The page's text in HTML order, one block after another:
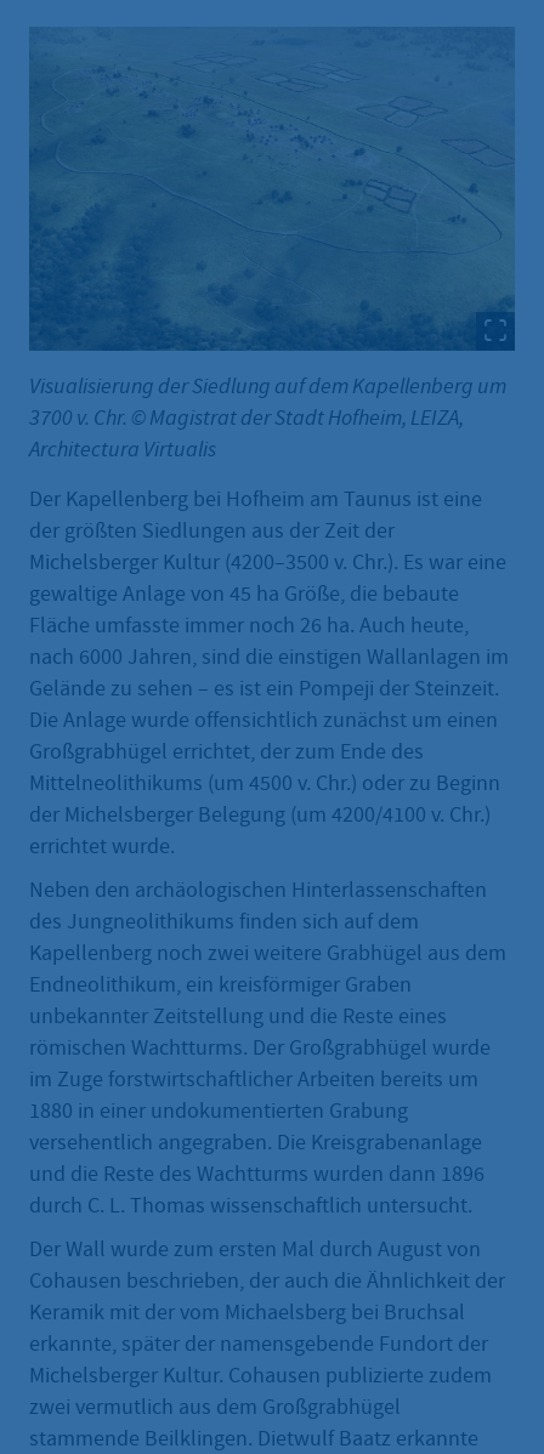
Visualisierung der Siedlung auf dem Kapellenberg um
3700 v. Chr. © Magistrat der Stadt Hofheim, LEIZA,
Architectura Virtualis
Der Kapellenberg bei Hofheim am Taunus ist eine
der größten Siedlungen aus der Zeit der
Michelsberger Kultur (4200–3500 v. Chr.). Es war eine
gewaltige Anlage von 45 ha Größe, die bebaute
Fläche umfasste immer noch 26 ha. Auch heute,
nach 6000 Jahren, sind die einstigen Wallanlagen im
Gelände zu sehen – es ist ein Pompeji der Steinzeit.
Die Anlage wurde offensichtlich zunächst um einen
Großgrabhügel errichtet, der zum Ende des
Mittelneolithikums (um 4500 v. Chr.) oder zu Beginn
der Michelsberger Belegung (um 4200/4100 v. Chr.)
errichtet wurde.
Neben den archäologischen Hinterlassenschaften
des Jungneolithikums finden sich auf dem
Kapellenberg noch zwei weitere Grabhügel aus dem
Endneolithikum, ein kreisförmiger Graben
unbekannter Zeitstellung und die Reste eines
römischen Wachtturms. Der Großgrabhügel wurde
im Zuge forstwirtschaftlicher Arbeiten bereits um
1880 in einer undokumentierten Grabung
versehentlich angegraben. Die Kreisgrabenanlage
und die Reste des Wachtturms wurden dann 1896
durch C. L. Thomas wissenschaftlich untersucht.
Der Wall wurde zum ersten Mal durch August von
Cohausen beschrieben, der auch die Ähnlichkeit der
Keramik mit der vom Michaelsberg bei Bruchsal
erkannte, später der namensgebende Fundort der
Michelsberger Kultur. Cohausen publizierte zudem
zwei vermutlich aus dem Großgrabhügel
stammende Beilklingen. Dietwulf Baatz erkannte